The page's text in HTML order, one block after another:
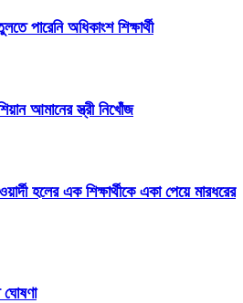
পারেনি অধিকাংশ শিক্ষার্থী
আমানের স্ত্রী নিখোঁজ
হলের এক শিক্ষার্থীকে একা পেয়ে মারধরের
ঘোষণা